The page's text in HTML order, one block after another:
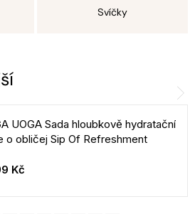
Svíčky
UOGA Sada hloubkově hydratační
o obličej Sip Of Refreshment
Kč